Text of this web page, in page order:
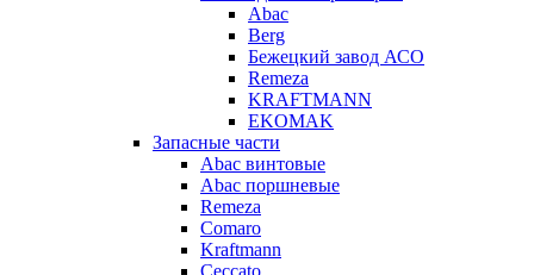
Abac
Berg
Бежецкий завод АСО
Remeza
KRAFTMANN
EKOMAK
Запасные части
Abac винтовые
Abac поршневые
Remeza
Comaro
Kraftmann
Ceccato